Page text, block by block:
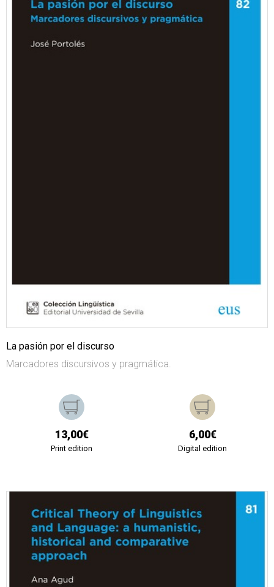
La pasión por el discurso
Marcadores discursivos y pragmática.
13,00€
Print edition
6,00€
Digital edition